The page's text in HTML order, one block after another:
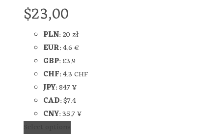
$23,00
PLN:20 zł
EUR:4.6 €
GBP:£3.9
CHF:4.3 CHF
JPY:847 ¥
CAD:$7.4
CNY:35.7 ¥